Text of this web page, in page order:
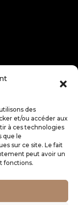
des
et/ou accéder aux
à ces technologies
que le
sur ce site. Le fait
peut avoir un
fonctions.